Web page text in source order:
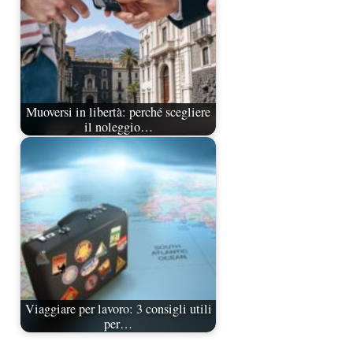
Muoversi in libertà: perché scegliere
il noleggio…
Viaggiare per lavoro: 3 consigli utili
per…